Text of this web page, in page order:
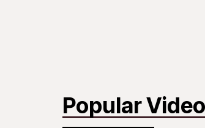
Popular